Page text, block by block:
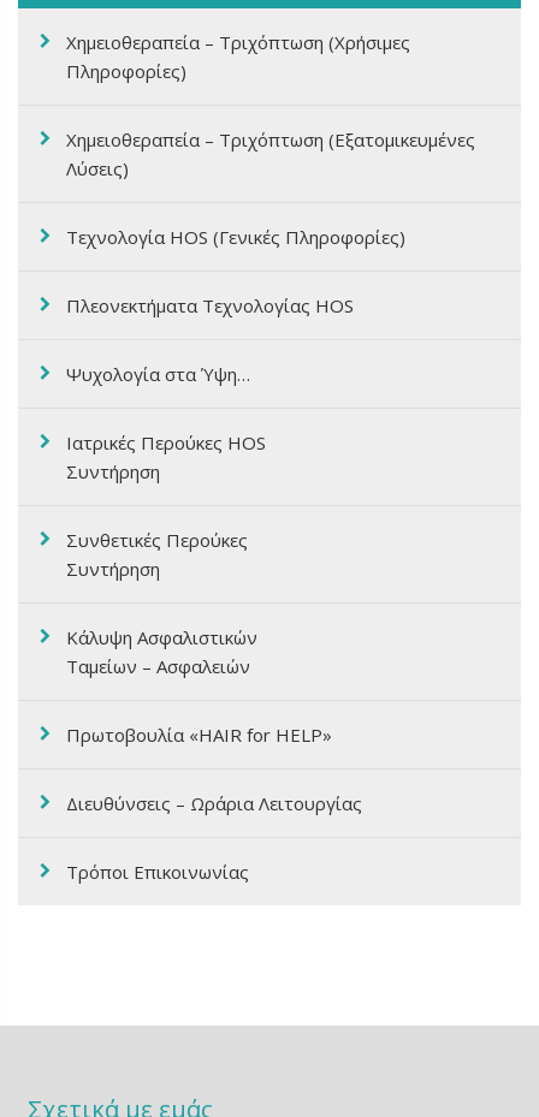
Χημειοθεραπεία – Τριχόπτωση (Χρήσιμες
Πληροφορίες)
Χημειοθεραπεία – Τριχόπτωση (Εξατομικευμένες
Λύσεις)
Τεχνολογία HOS (Γενικές Πληροφορίες)
Πλεονεκτήματα Τεχνολογίας HOS
Ψυχολογία στα Ύψη…
Ιατρικές Περούκες HOS
Συντήρηση
Συνθετικές Περούκες
Συντήρηση
Κάλυψη Ασφαλιστικών
Ταμείων – Ασφαλειών
Πρωτοβουλία «HAIR for HELP»
Διευθύνσεις – Ωράρια Λειτουργίας
Τρόποι Επικοινωνίας
Σχετικά με εμάς